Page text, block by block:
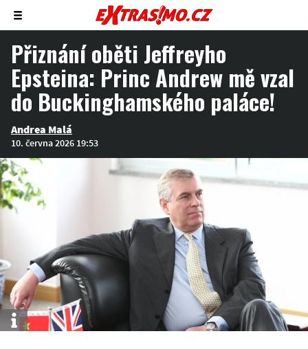
Zobrazit/skrýt
menu
Přiznání oběti Jeffreyho
Epsteina: Princ Andrew mě vzal
do Buckinghamského paláce!
Andrea Malá
10. června 2026 19:53
Info